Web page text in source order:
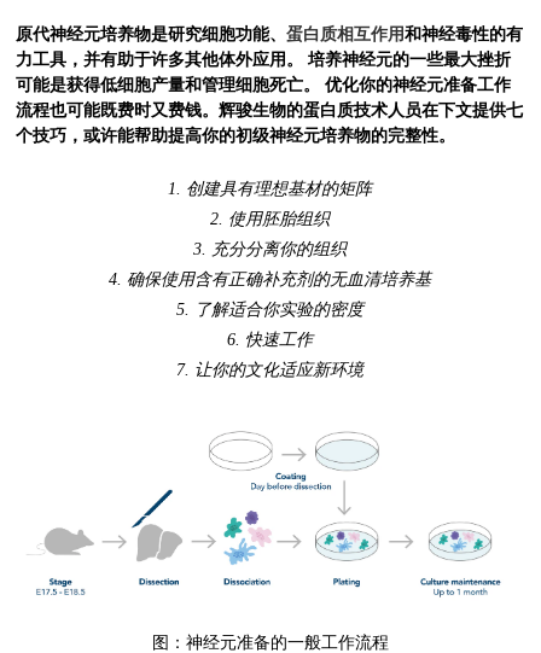
原代神经元培养物是研究细胞功能、蛋白质相互作用和神经毒性的有
力工具，并有助于许多其他体外应用。 培养神经元的一些最大挫折
可能是获得低细胞产量和管理细胞死亡。 优化你的神经元准备工作
流程也可能既费时又费钱。辉骏生物的蛋白质技术人员在下文提供七
个技巧，或许能帮助提高你的初级神经元培养物的完整性。
1. 创建具有理想基材的矩阵
2. 使用胚胎组织
3. 充分分离你的组织
4. 确保使用含有正确补充剂的无血清培养基
5. 了解适合你实验的密度
6. 快速工作
7. 让你的文化适应新环境
图：神经元准备的一般工作流程